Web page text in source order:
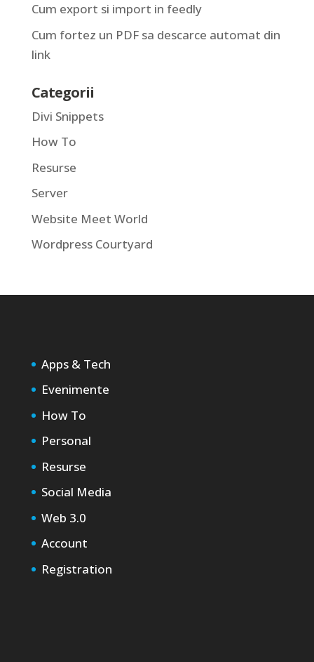
Cum export si import in feedly
Cum fortez un PDF sa descarce automat din
link
Categorii
Divi Snippets
How To
Resurse
Server
Website Meet World
Wordpress Courtyard
Apps & Tech
Evenimente
How To
Personal
Resurse
Social Media
Web 3.0
Account
Registration